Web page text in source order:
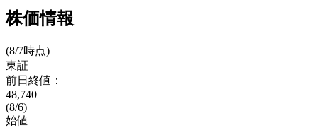
株価情報
(8/7時点)
東証
前日終値：
48,740
(8/6)
始値